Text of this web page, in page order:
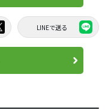
LINEで送る